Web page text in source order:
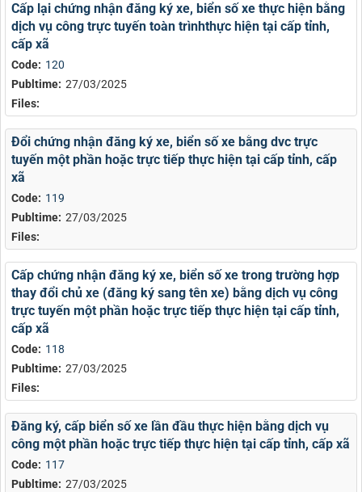
Cấp lại chứng nhận đăng ký xe, biển số xe thực hiện bằng
dịch vụ công trực tuyến toàn trìnhthực hiện tại cấp tỉnh,
cấp xã
Code: 120
Publtime: 27/03/2025
Files:
Đổi chứng nhận đăng ký xe, biển số xe bằng dvc trực
tuyến một phần hoặc trực tiếp thực hiện tại cấp tỉnh, cấp
xã
Code: 119
Publtime: 27/03/2025
Files:
Cấp chứng nhận đăng ký xe, biển số xe trong trường hợp
thay đổi chủ xe (đăng ký sang tên xe) bằng dịch vụ công
trực tuyến một phần hoặc trực tiếp thực hiện tại cấp tỉnh,
cấp xã
Code: 118
Publtime: 27/03/2025
Files:
Đăng ký, cấp biển số xe lần đầu thực hiện bằng dịch vụ
công một phần hoặc trực tiếp thực hiện tại cấp tỉnh, cấp xã
Code: 117
Publtime: 27/03/2025